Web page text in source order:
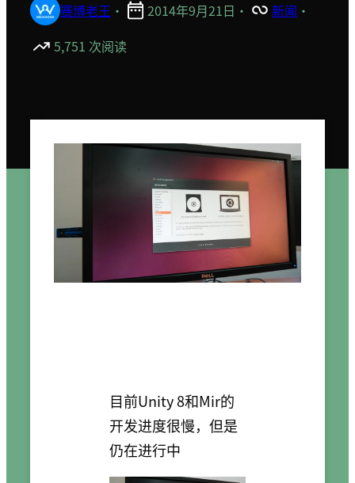
赛博老王 · 2014年9月21日 · 新闻 ·
5,751 次阅读
目前Unity 8和Mir的
开发进度很慢，但是
仍在进行中